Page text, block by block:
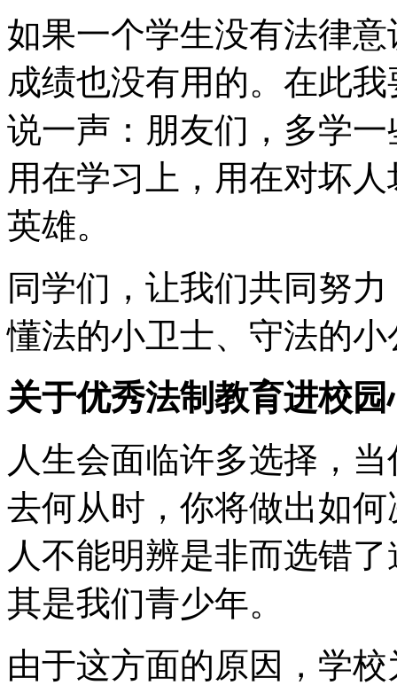
如果一个学生没有法律
成绩也没有用的。在此
说一声：朋友们，多学
用在学习上，用在对坏
英雄。
同学们，让我们共同努
懂法的小卫士、守法的
关于优秀法制教育进校
人生会面临许多选择，
去何从时，你将做出如
人不能明辨是非而选错
其是我们青少年。
由于这方面的原因，学